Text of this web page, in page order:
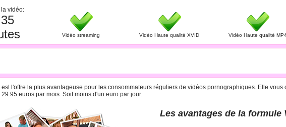
la vidéo:
Vidéo streaming Vidéo Haute qualité XVID Vidéo Haute qualité
est l'offre la plus avantageuse pour les consommateurs réguliers de vidéos pornographiques. Elle
euros par mois. Soit moins d'un euro par jour.
Les avantages de la formule